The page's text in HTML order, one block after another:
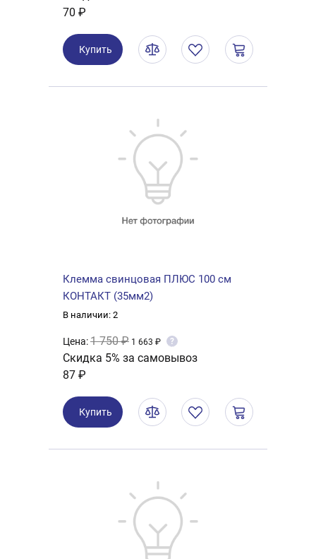
70 ₽
Купить
Клемма свинцовая ПЛЮС 100 см
КОНТАКТ (35мм2)
В наличии: 2
Цена:1 750 ₽ 1 663 ₽ ?
Скидка 5% за самовывоз
87 ₽
Купить